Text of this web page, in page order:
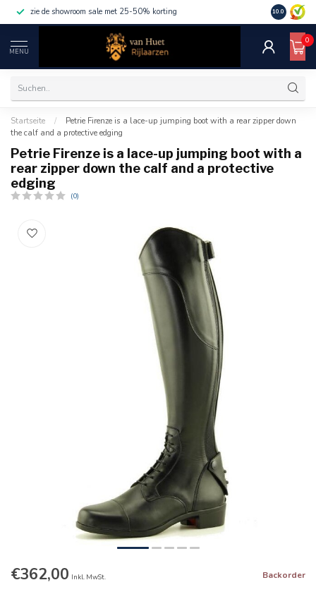
zie de showroom sale met 25-50% korting 10.0
MENU
0
Startseite /
Petrie Firenze is a lace-up jumping boot with a rear zipper down
the calf and a protective edging
Petrie Firenze is a lace-up jumping boot with a
rear zipper down the calf and a protective
edging
(0)
€362,00 Inkl. MwSt. Backorder